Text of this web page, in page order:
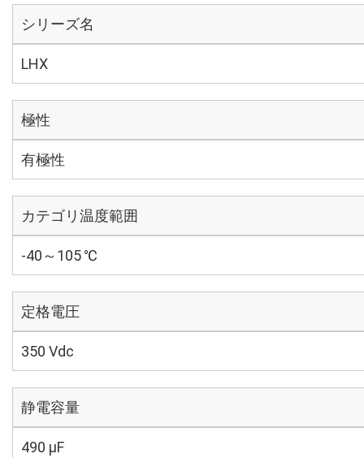
シリーズ名
LHX
極性
有極性
カテゴリ温度範囲
-40～105 ℃
定格電圧
350 Vdc
静電容量
490 µF